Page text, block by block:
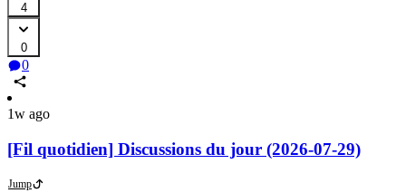
4
0
0
1w ago
[Fil quotidien] Discussions du jour (2026-07-29)
Jump